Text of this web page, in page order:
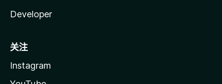
Developer
关注
Instagram